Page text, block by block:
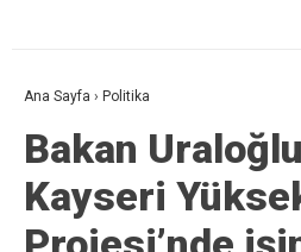
Ana Sayfa › Politika
Bakan
Kayseri